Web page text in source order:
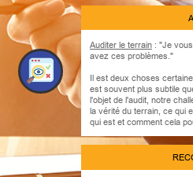
Auditer le terrain: "Je vous
avez ces problèmes."
Il est deux choses
est souvent plus subtile
l'objet de l'audit, notre
la vérité du terrain, ce qui
qui est et comment cela